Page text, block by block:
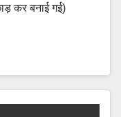
कर बनाई गई)